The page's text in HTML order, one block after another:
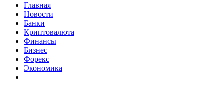
Главная
Новости
Банки
Криптовалюта
Финансы
Бизнес
Форекс
Экономика